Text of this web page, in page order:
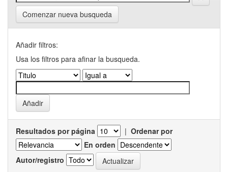
Comenzar nueva busqueda
Añadir filtros:
Usa los filtros para afinar la busqueda.
Resultados por página | Ordenar por
En orden
Autor/registro